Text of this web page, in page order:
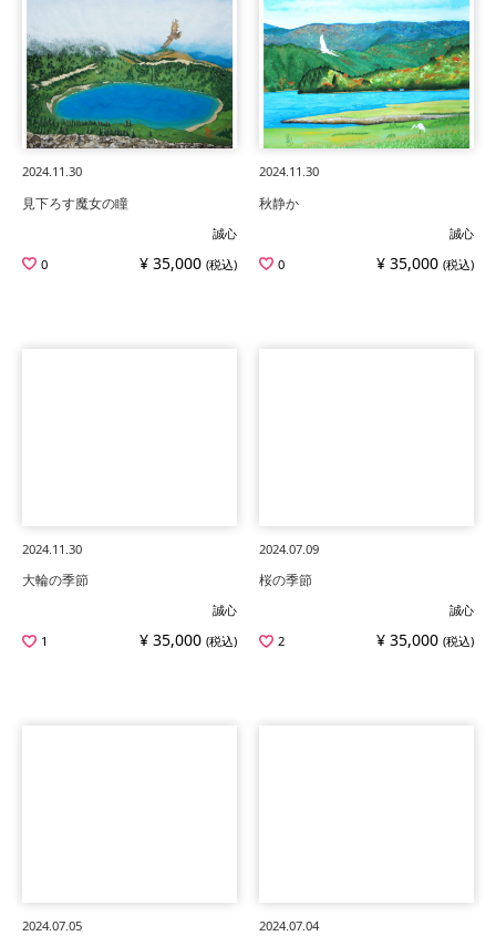
2024.11.30
見下ろす魔女の瞳
誠心
0
¥ 35,000 (税込)
2024.11.30
秋静か
誠心
0
¥ 35,000 (税込)
2024.11.30
大輪の季節
誠心
1
¥ 35,000 (税込)
2024.07.09
桜の季節
誠心
2
¥ 35,000 (税込)
2024.07.05 2024.07.04